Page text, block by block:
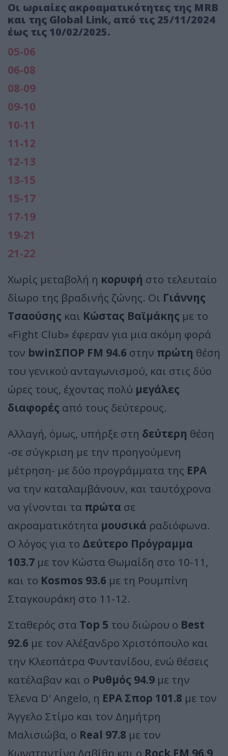
Οι ωριαίες ακροαματικότητες της MRB
και της Global Link, από τις 25/11/2024
έως τις 10/02/2025.
05-06
06-08
08-09
09-10
10-11
11-12
12-13
13-15
15-17
17-19
19-21
21-22
Χωρίς μεταβολή η κορυφή στο τελευταίο
δίωρο της βραδινής ζώνης. Οι Γιάννης
Τσαούσης και Κώστας Βαϊμάκης με το
«Fight Club» έφεραν για μια ακόμη φορά
τον bwinΣΠΟΡ FM 94.6 στην πρώτη θέση
του γενικού ανταγωνισμού, και στις δύο
ώρες τους, έχοντας πολύ μεγάλες
διαφορές από τους δεύτερους.
Αλλαγή, όμως, υπήρξε στη δεύτερη θέση
-σε σύγκριση με την προηγούμενη
μέτρηση- με δύο προγράμματα της ΕΡΑ
να την καταλαμβάνουν, και ταυτόχρονα
να γίνονται τα πρώτα σε
ακροαματικότητα μουσικά ραδιόφωνα.
Ο λόγος για το Δεύτερο Πρόγραμμα
103.7 με τον Κώστα Θωμαΐδη στο 10-11,
και το Kosmos 93.6 με τη Ρουμπίνη
Σταγκουράκη στο 11-12.
Σταθερός στα Top 5 του διώρου ο Best
92.6 με τον Αλέξανδρο Χριστόπουλο και
την Κλεοπάτρα Φυντανίδου, ενώ θέσεις
κατέλαβαν και ο Ρυθμός 94.9 με την
Έλενα D' Angelo, η ΕΡΑ Σπορ 101.8 με τον
Άγγελο Στίμο και τον Δημήτρη
Μαλισιώβα, ο Real 97.8 με τον
Κωνσταντίνο Λαβίθη και ο Rock FM 96.9